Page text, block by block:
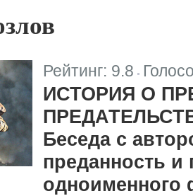
Рейтинг: 9.8
ИСТОРИЯ О
Беседа с
преданность
одноименного